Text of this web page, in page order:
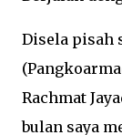
Disela pisah
Rachmat
bulan saya